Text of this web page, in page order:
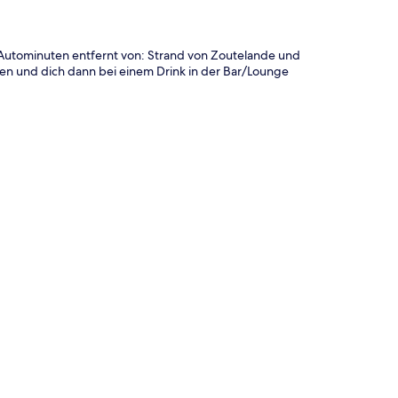
entfernt von: Strand von Zoutelande und
und dich dann bei einem Drink in der Bar/Lounge